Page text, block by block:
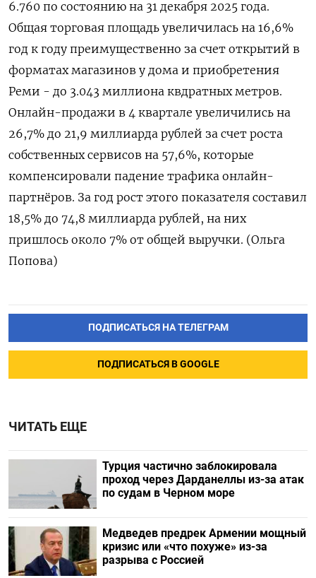
6.760 по состоянию на 31 декабря 2025 года.
Общая торговая площадь увеличилась на 16,6%
год к году преимущественно за счет открытий в
форматах магазинов у дома и ‍приобретения
Реми - до ‍3.043 миллиона квдратных метров.
Онлайн-продажи в 4 квартале увеличились на
26,7% до 21,‍9 миллиарда рублей за счет роста
собственных сервисов на 57,6%, которые
компенсировали падение трафика онлайн-
партнёров. За год рост этого показателя составил
18,⁠5% до 74,8 миллиарда рублей, на них
пришлось около 7% от общей выручки. (Ольга
Попова)
ПОДПИСАТЬСЯ НА ТЕЛЕГРАМ
ПОДПИСАТЬСЯ В GOOGLE
ЧИТАТЬ ЕЩЕ
Турция частично заблокировала
проход через Дарданеллы из-за атак
по судам в Черном море
Медведев предрек Армении мощный
кризис или «что похуже» из-за
разрыва с Россией